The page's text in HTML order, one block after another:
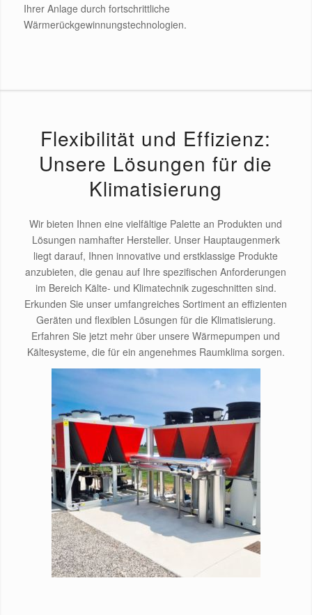
Ihrer Anlage durch fortschrittliche
Wärmerückgewinnungstechnologien.
Flexibilität und Effizienz:
Unsere Lösungen für die
Klimatisierung
Wir bieten Ihnen eine vielfältige Palette an Produkten und
Lösungen namhafter Hersteller. Unser Hauptaugenmerk
liegt darauf, Ihnen innovative und erstklassige Produkte
anzubieten, die genau auf Ihre spezifischen Anforderungen
im Bereich Kälte- und Klimatechnik zugeschnitten sind.
Erkunden Sie unser umfangreiches Sortiment an effizienten
Geräten und flexiblen Lösungen für die Klimatisierung.
Erfahren Sie jetzt mehr über unsere Wärmepumpen und
Kältesysteme, die für ein angenehmes Raumklima sorgen.